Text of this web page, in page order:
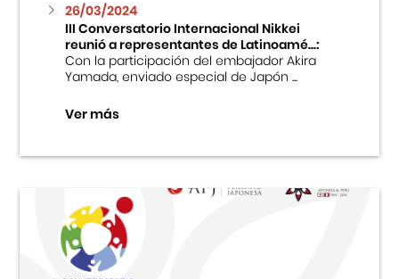
26/03/2024
III Conversatorio Internacional Nikkei
reunió a representantes de Latinoamé...:
Con la participación del embajador Akira
Yamada, enviado especial de Japón ...
Ver más